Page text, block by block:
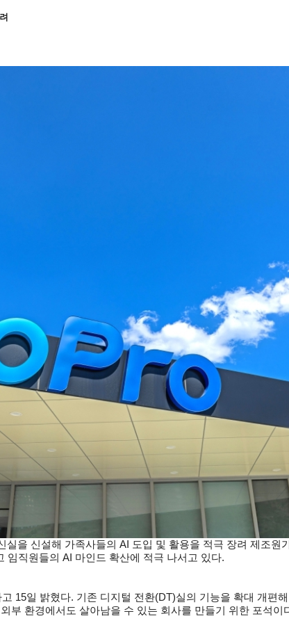
을 신설해 가족사들의 AI 도입 및 활용을 적극 장려 제조원
임직원들의 AI 마인드 확산에 적극 나서고 있다.
15일 밝혔다. 기존 디지털 전환(DT)실의 기능을 확대 개편
부 환경에서도 살아남을 수 있는 회사를 만들기 위한 포석